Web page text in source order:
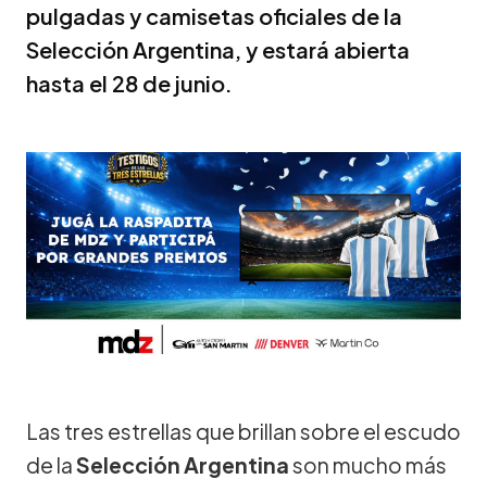
pulgadas y camisetas oficiales de la
Selección Argentina, y estará abierta
hasta el 28 de junio.
Las tres estrellas que brillan sobre el escudo
de laSelección Argentinason mucho más